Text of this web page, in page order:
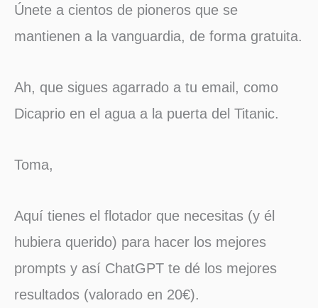
Únete a cientos de pioneros que se
mantienen a la vanguardia, de forma gratuita.
Ah, que sigues agarrado a tu email, como
Dicaprio en el agua a la puerta del Titanic.
Toma,
Aquí tienes el flotador que necesitas (y él
hubiera querido) para hacer los mejores
prompts y así ChatGPT te dé los mejores
resultados (valorado en 20€).